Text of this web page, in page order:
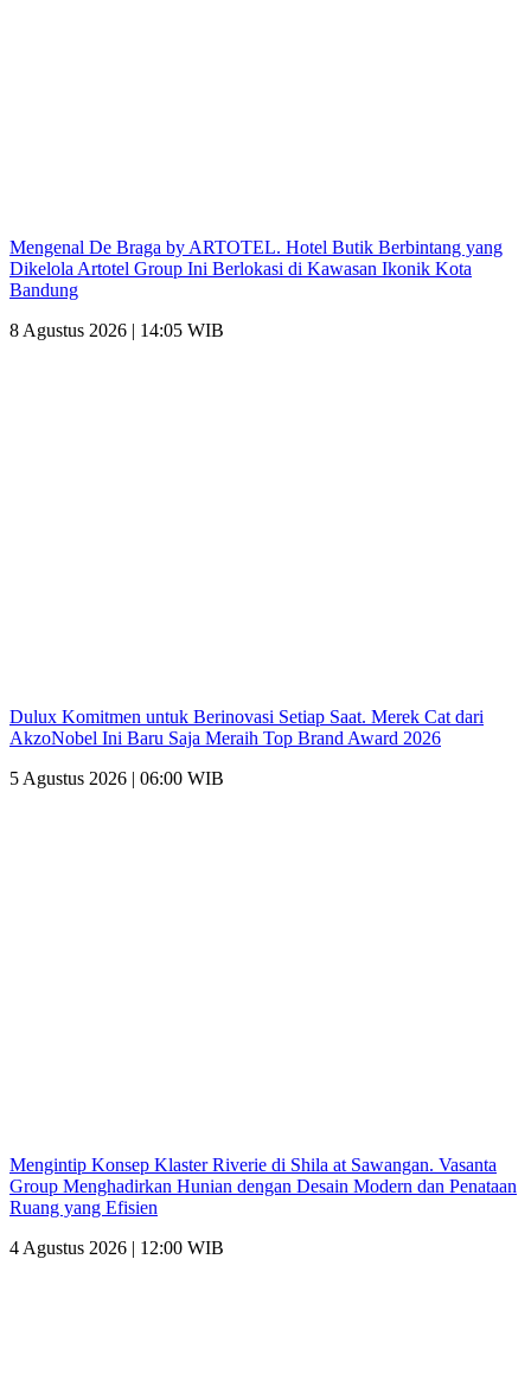
Mengenal De Braga by ARTOTEL. Hotel Butik Berbintang yang
Dikelola Artotel Group Ini Berlokasi di Kawasan Ikonik Kota
Bandung
8 Agustus 2026 | 14:05 WIB
Dulux Komitmen untuk Berinovasi Setiap Saat. Merek Cat dari
AkzoNobel Ini Baru Saja Meraih Top Brand Award 2026
5 Agustus 2026 | 06:00 WIB
Mengintip Konsep Klaster Riverie di Shila at Sawangan. Vasanta
Group Menghadirkan Hunian dengan Desain Modern dan Penataan
Ruang yang Efisien
4 Agustus 2026 | 12:00 WIB